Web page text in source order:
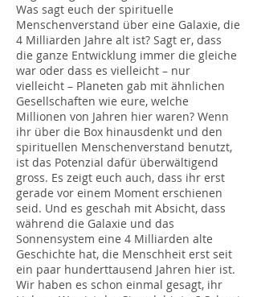
Was sagt euch der spirituelle
Menschenverstand über eine Galaxie, die
4 Milliarden Jahre alt ist? Sagt er, dass
die ganze Entwicklung immer die gleiche
war oder dass es vielleicht – nur
vielleicht – Planeten gab mit ähnlichen
Gesellschaften wie eure, welche
Millionen von Jahren hier waren? Wenn
ihr über die Box hinausdenkt und den
spirituellen Menschenverstand benutzt,
ist das Potenzial dafür überwältigend
gross. Es zeigt euch auch, dass ihr erst
gerade vor einem Moment erschienen
seid. Und es geschah mit Absicht, dass
während die Galaxie und das
Sonnensystem eine 4 Milliarden alte
Geschichte hat, die Menschheit erst seit
ein paar hunderttausend Jahren hier ist.
Wir haben es schon einmal gesagt, ihr